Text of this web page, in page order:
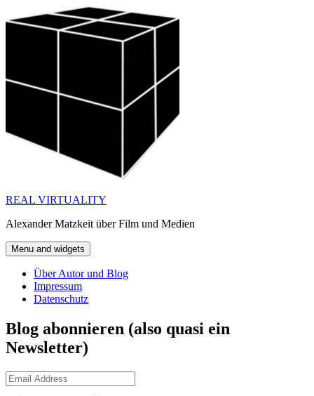
to
REAL VIRTUALITY
Alexander Matzkeit über Film und Medien
Menu and widgets
Über Autor und Blog
Impressum
Datenschutz
Blog abonnieren (also quasi ein
Newsletter)
Email
Address